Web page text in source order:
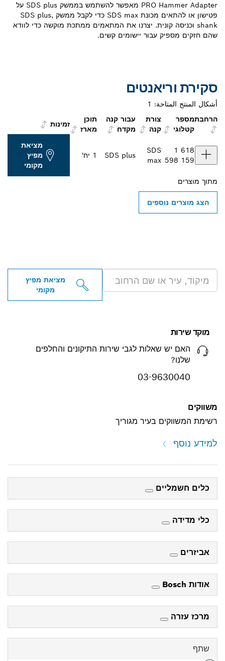
PRO Hammer Adapter מאפשר להשתמש בממשק SDS plus על
פטישון או להתאים מכונת SDS max כדי לקבל ממשק SDS plus,
shank וכניסה קונית. יצרנו את המתאמים ממתכת מוקשה כדי לוודא
שהם חזקים מספיק עבור יישומים קשים.
סקירת וריאנטים
أشكال المنتج المتاحة: 1
הרחבתמספר
קטלוגי
צורת
קנה
עבור קנה
מקדח
תוכן
מארז
זמינות
1 618
598 159
SDS
max
SDS plus 1 יח'
מציאת
מפיץ
מקומי
מתוך מוצרים
הצג מוצרים נוספים
מציאת מפיץ
מקומי
מוקד שירות
האם יש שאלות לגבי שירות התיקונים והחלפים
שלנו?
03-9630040
משווקים
רשימת המשווקים בעיר מגוריך
למידע נוסף
כלים חשמליים
כלי מדידה
אביזרים
אודות Bosch
מרכז עזרה
שתף